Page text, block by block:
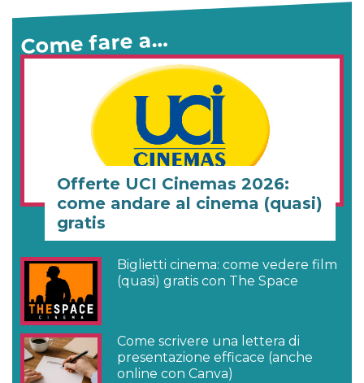
Come fare a…
Offerte UCI Cinemas 2026:
come andare al cinema (quasi)
gratis
Biglietti cinema: come vedere film
(quasi) gratis con The Space
Come scrivere una lettera di
presentazione efficace (anche
online con Canva)